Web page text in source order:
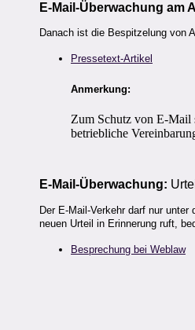
E-Mail-Überwachung am
Danach ist die Bespitzelung von
Pressetext-Artikel
Anmerkung:
Zum Schutz von E-Mail
betriebliche
E-Mail-Überwachung:
Der E-Mail-Verkehr darf nur
neuen Urteil in Erinnerung ruft,
Besprechung bei Weblaw